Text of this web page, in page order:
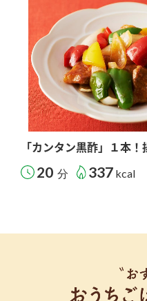
「カンタン黒酢」１本
20 分 337 kcal